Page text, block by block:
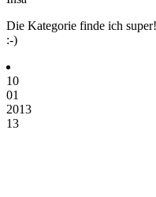
Die Kategorie finde ich
:-)
10
01
2013
13